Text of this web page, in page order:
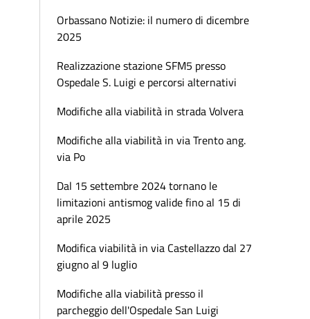
Orbassano Notizie: il numero di dicembre
2025
Realizzazione stazione SFM5 presso
Ospedale S. Luigi e percorsi alternativi
Modifiche alla viabilità in strada Volvera
Modifiche alla viabilità in via Trento ang.
via Po
Dal 15 settembre 2024 tornano le
limitazioni antismog valide fino al 15 di
aprile 2025
Modifica viabilità in via Castellazzo dal 27
giugno al 9 luglio
Modifiche alla viabilità presso il
parcheggio dell'Ospedale San Luigi